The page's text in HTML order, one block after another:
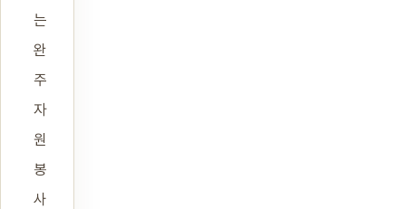
는
완
주
자
원
봉
사